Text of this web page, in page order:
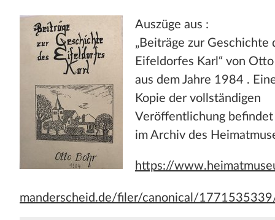
Auszüge aus :
„Beiträge zur Geschichte
Eifeldorfes Karl“ von
aus dem Jahre 1984 .
Kopie der vollständigen
Veröffentlichung befindet
im Archiv des
https://
manderscheid.de/filer/canonical/